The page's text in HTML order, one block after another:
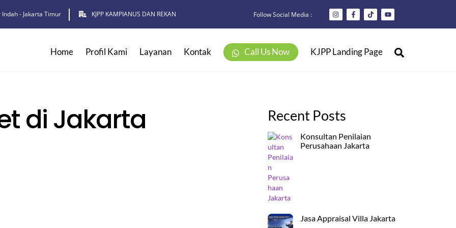
Indah - Jakarta Timur KJPP KAMPIANUS DAN REKAN Follow Social Media :
Home Profil Kami Layanan Kontak Call Us Now KJPP Landing Page
di Jakarta Recent Posts
Konsultan Penilaian
Perusahaan Jakarta
Jasa Appraisal Villa Jakarta